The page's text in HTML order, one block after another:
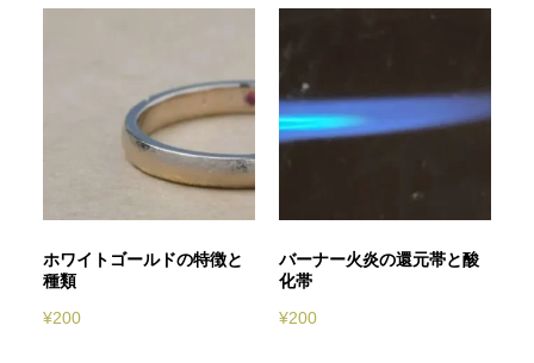
ホワイトゴールドの特徴と
種類
¥200
バーナー火炎の還元帯と酸
化帯
¥200